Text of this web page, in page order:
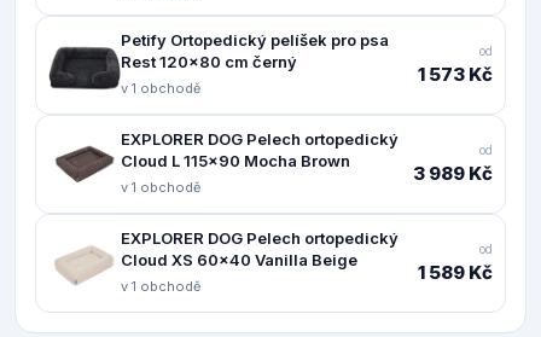
Petify Ortopedický pelíšek pro psa
Rest 120x80 cm černý
v 1 obchodě
od
1 573 Kč
EXPLORER DOG Pelech ortopedický
Cloud L 115x90 Mocha Brown
v 1 obchodě
od
3 989 Kč
EXPLORER DOG Pelech ortopedický
Cloud XS 60x40 Vanilla Beige
v 1 obchodě
od
1 589 Kč